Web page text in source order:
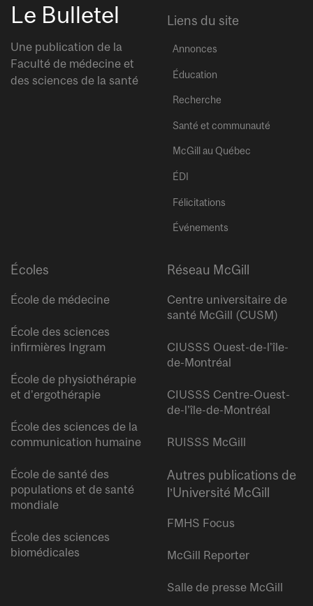
Le Bulletel
Une publication de la
Faculté de médecine et
des sciences de la santé
Liens du site
Annonces
Éducation
Recherche
Santé et communauté
McGill au Québec
ÉDI
Félicitations
Événements
Écoles
École de médecine
École des sciences
infirmières Ingram
École de physiothérapie
et d’ergothérapie
École des sciences de la
communication humaine
École de santé des
populations et de santé
mondiale
École des sciences
biomédicales
Réseau McGill
Centre universitaire de
santé McGill (CUSM)
CIUSSS Ouest-de-l’île-
de-Montréal
CIUSSS Centre-Ouest-
de-l’île-de-Montréal
RUISSS McGill
Autres publications de
l’Université McGill
FMHS Focus
McGill Reporter
Salle de presse McGill